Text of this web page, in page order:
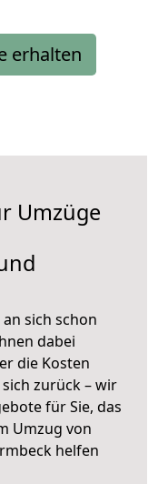
erhalten
Umzüge
sich schon
dabei
die Kosten
zurück – wir
für Sie, das
Umzug von
helfen